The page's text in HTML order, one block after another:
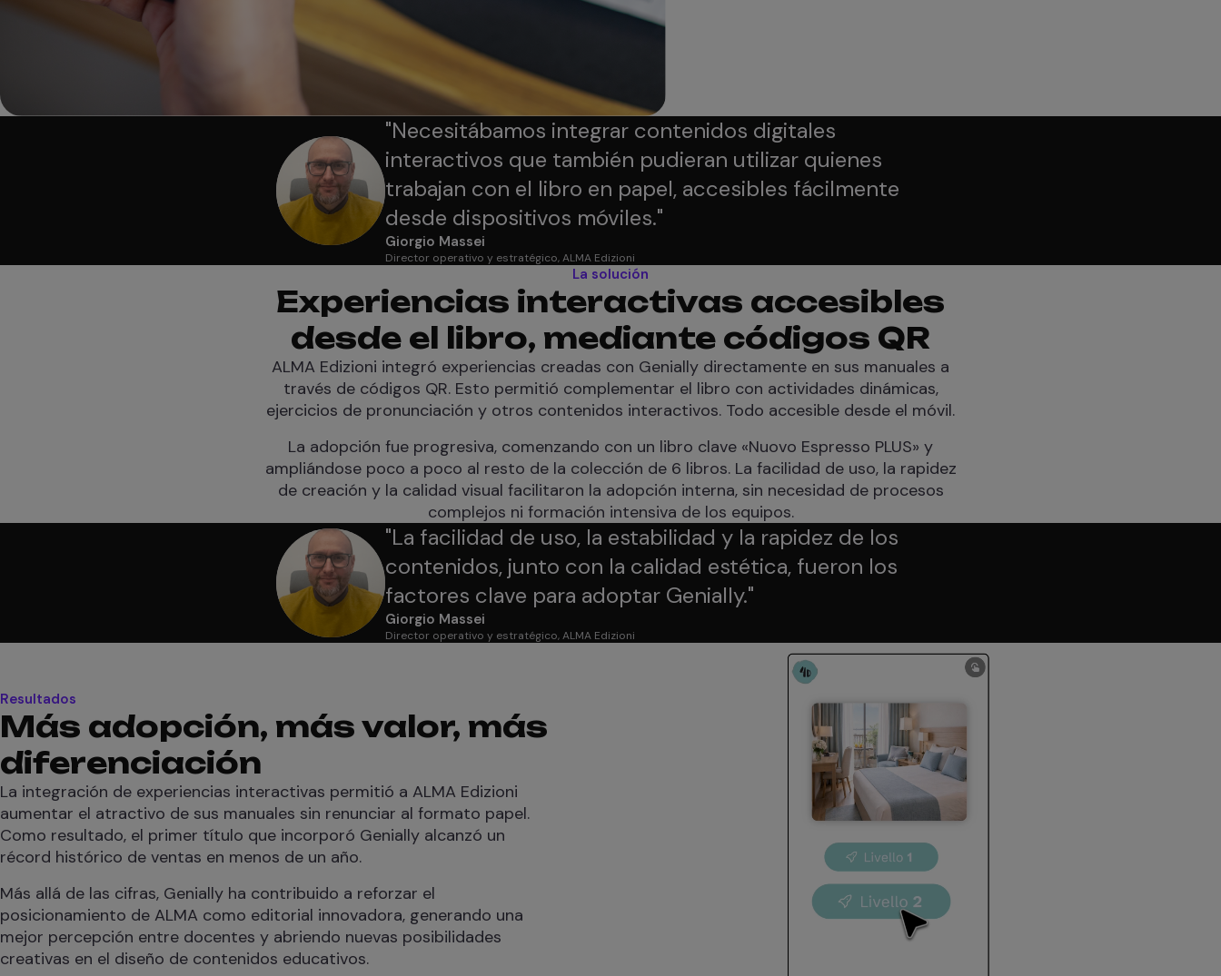
"Necesitábamos integrar contenidos digitales
interactivos que también pudieran utilizar quienes
trabajan con el libro en papel, accesibles fácilmente
desde dispositivos móviles."
Giorgio Massei
Director operativo y estratégico, ALMA Edizioni
La solución
Experiencias interactivas accesibles
desde el libro, mediante códigos QR
ALMA Edizioni integró experiencias creadas con Genially directamente en sus manuales a
través de códigos QR. Esto permitió complementar el libro con actividades dinámicas,
ejercicios de pronunciación y otros contenidos interactivos. Todo accesible desde el móvil.
La adopción fue progresiva, comenzando con un libro clave «Nuovo Espresso PLUS» y
ampliándose poco a poco al resto de la colección de 6 libros. La facilidad de uso, la rapidez
de creación y la calidad visual facilitaron la adopción interna, sin necesidad de procesos
complejos ni formación intensiva de los equipos.
"La facilidad de uso, la estabilidad y la rapidez de los
contenidos, junto con la calidad estética, fueron los
factores clave para adoptar Genially."
Giorgio Massei
Director operativo y estratégico, ALMA Edizioni
Resultados
Más adopción, más valor, más
diferenciación
La integración de experiencias interactivas permitió a ALMA Edizioni
aumentar el atractivo de sus manuales sin renunciar al formato papel.
Como resultado, el primer título que incorporó Genially alcanzó un
récord histórico de ventas en menos de un año.
Más allá de las cifras, Genially ha contribuido a reforzar el
posicionamiento de ALMA como editorial innovadora, generando una
mejor percepción entre docentes y abriendo nuevas posibilidades
creativas en el diseño de contenidos educativos.